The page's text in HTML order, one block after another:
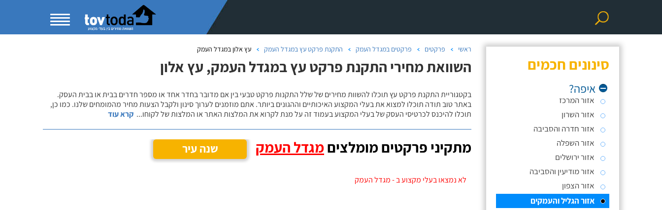
סינונים חכמים
איפה?
אזור המרכז
אזור השרון
אזור חדרה והסביבה
אזור השפלה
אזור ירושלים
אזור מודיעין והסביבה
אזור הצפון
אזור הגליל והעמקים
ראשי פרקטים פרקטים במגדל העמק התקנת פרקט עץ במגדל העמק עץ אלון במגדל העמק
השוואת מחירי התקנת פרקט עץ במגדל העמק, עץ אלון
בקטגוריית התקנת פרקט עץ תוכלו להשוות מחירים של שלל התקנות פרקט טבעי בין אם מדובר בחדר אחד או מספר חדרים בבית או בבית העסק.
באתר טוב תודה תוכלו למצוא את בעלי המקצוע האיכותיים וההגונים ביותר. אתם מוזמנים לערוך סינון ולקבל הצעות מחיר מהמומחים שלנו. כמו כן,
תוכלו להיכנס לכרטיסי העסק של בעלי המקצוע בעמוד זה על מנת לקרוא את המלצות האתר או המלצות של לקוחו... קרא עוד
מתקיני פרקטים מומלצים מגדל העמק שנה עיר
לא נמצאו בעלי מקצוע ב - מגדל העמק